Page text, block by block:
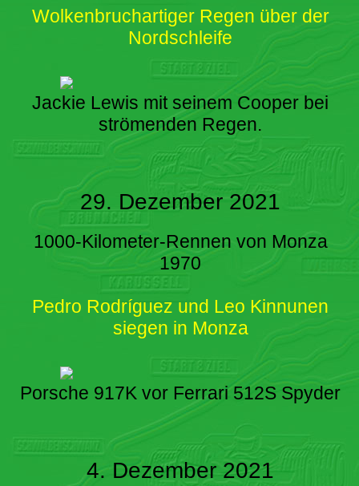
Wolkenbruchartiger Regen über der
Nordschleife
Jackie Lewis mit seinem Cooper bei
strömenden Regen.
29. Dezember 2021
1000-Kilometer-Rennen von Monza
1970
Pedro Rodríguez und Leo Kinnunen
siegen in Monza
Porsche 917K vor Ferrari 512S Spyder
4. Dezember 2021